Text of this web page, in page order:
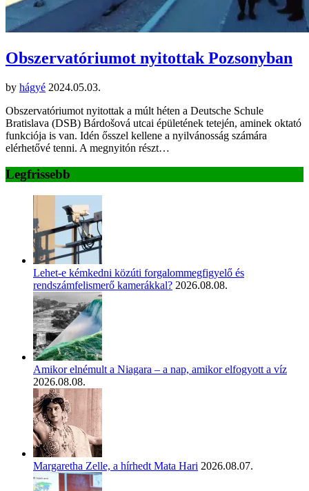
Obszervatóriumot nyitottak Pozsonyban
by hágyé 2024.05.03.
Obszervatóriumot nyitottak a múlt héten a Deutsche Schule
Bratislava (DSB) Bárdošová utcai épületének tetején, aminek oktató
funkciója is van. Idén ősszel kellene a nyilvánosság számára
elérhetővé tenni. A megnyitón részt…
Legfrissebb
Lehet-e kémkedni közúti forgalommegfigyelő és
rendszámfelismerő kamerákkal? 2026.08.08.
Amikor elnémult a Niagara – a nap, amikor elfogyott a víz
2026.08.08.
Margaretha Zelle, a hírhedt Mata Hari 2026.08.07.